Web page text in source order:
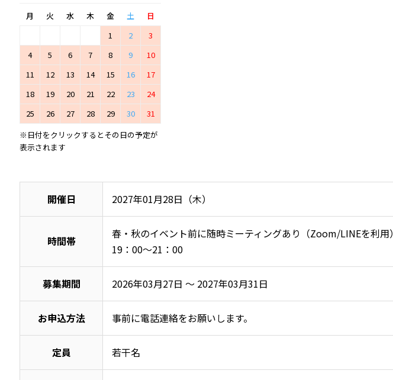
月 火 水 木 金 土
日
1
2
3
4
5 6 7 8 9
10
11
12 13 14 15 16
17
18
19 20 21 22 23
24
25
26 27 28 29 30
31
※日付をクリックするとその日の予定が
表示されます
開催日 2027年01月28日（木）
時間帯
春・秋のイベント前に随時ミーティングあり（Zoom/LINEを利用）
19：00～21：00
募集期間 2026年03月27日 ～ 2027年03月31日
お申込方法 事前に電話連絡をお願いします。
定員 若干名